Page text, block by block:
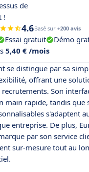
de
!
4.6Basé sur +200 avis
Essai gratuit
Démo
5,40 € /mois
se distingue par sa
offrant une
Son
main rapide, tandis que
s'adaptent
entreprise. De plus,
par son service
sur-mesure tout au